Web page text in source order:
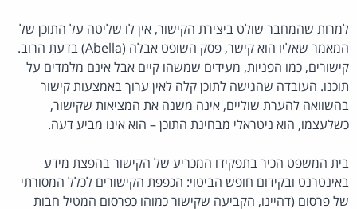
למרות שהמחבר שולט ביצירת הקישור, אין לו שליטה על התוכן של
המאמר שאליו הוא קישר, פסק השופט אבלה (Abella) בדעת הרוב.
קישורים, כמו הפניות, מעידים שמשהו קיים אבל אינם מלמדים על
תוכנו. העובדה שהגישה לתוכן קלה לאין ערוך באמצעות קישור
בהשוואה להערת שוליים, אינה משנה את המציאות שקישור,
כשלעצמו, הוא ניטראלי מבחינת התוכן – הוא אינו מביע דעה.
בית המשפט הכיר בתפקידו המכריע של הקישור בהפצת מידע
באינטרנט ובקידום חופש הביטוי: הכפפת הקישורים לכלל המסורתי
של פרסום (דהיינו, הקביעה שקישור כמוהו כפרסום המטיל חבות